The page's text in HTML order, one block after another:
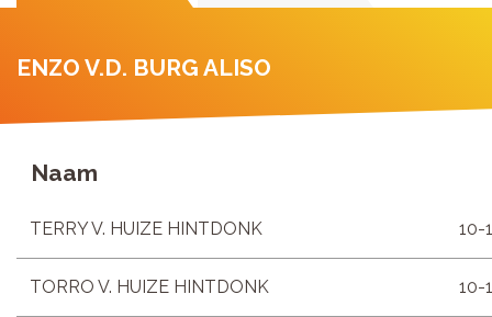
ENZO V.D. BURG ALISO
Naam
TERRY V. HUIZE HINTDONK 10-
TORRO V. HUIZE HINTDONK 10-